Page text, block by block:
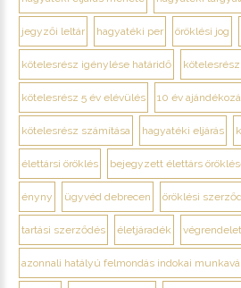
jegyzői leltár hagyatéki per öröklési jog
kötelesrész igénylése határidő
kötelesrész 5 év elévülés 10 év
kötelesrész számítása hagyatéki eljárás
élettársi öröklés bejegyzett élettárs
ényny ügyvéd debrecen öröklési
tartási szerződés életjáradék
azonnali hatályú felmondás indokai